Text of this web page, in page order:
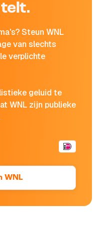
Steun WNL
van slechts
verplichte
geluid te
WNL zijn publieke
WNL